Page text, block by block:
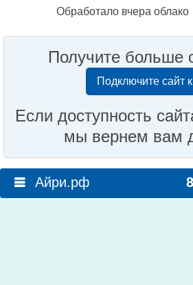
Обработало вчера облако
Получите больше
Подключите сайт
Если доступность
мы вернем вам
Айри.рф